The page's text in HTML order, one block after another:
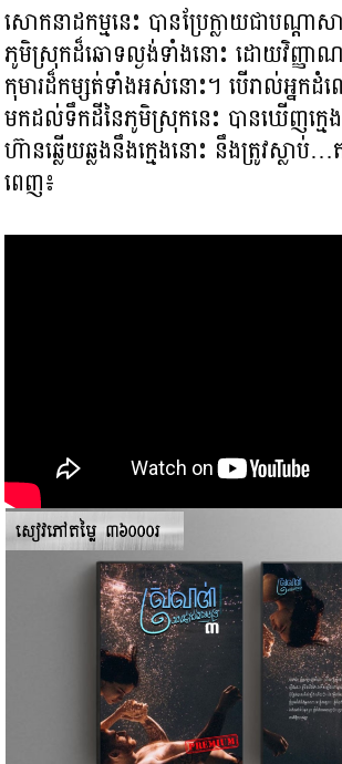
សោកនាដកម្មនេះ បានប្រែក្លាយជាបណ្តាស
ភូមិស្រុកដ៏ឆោទល្ងង់ទាំងនោះ ដោយវិញ្ញា
កុមារដ៏កម្សត់ទាំងអស់នោះ។ បើរាល់អ្នក
មកដល់ទឹកដីនៃភូមិស្រុកនេះ បានឃើញក្ម
ហ៊ានឆ្លើយឆ្លងនឹងក្មេងនោះ នឹងត្រូវស្លាប់
ពេញ៖